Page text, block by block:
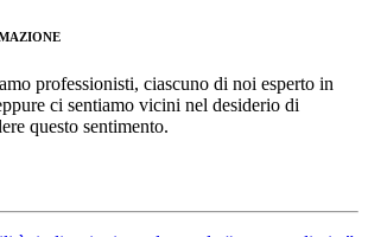
professionisti, ciascuno di noi esperto in
ci sentiamo vicini nel desiderio di
questo sentimento.